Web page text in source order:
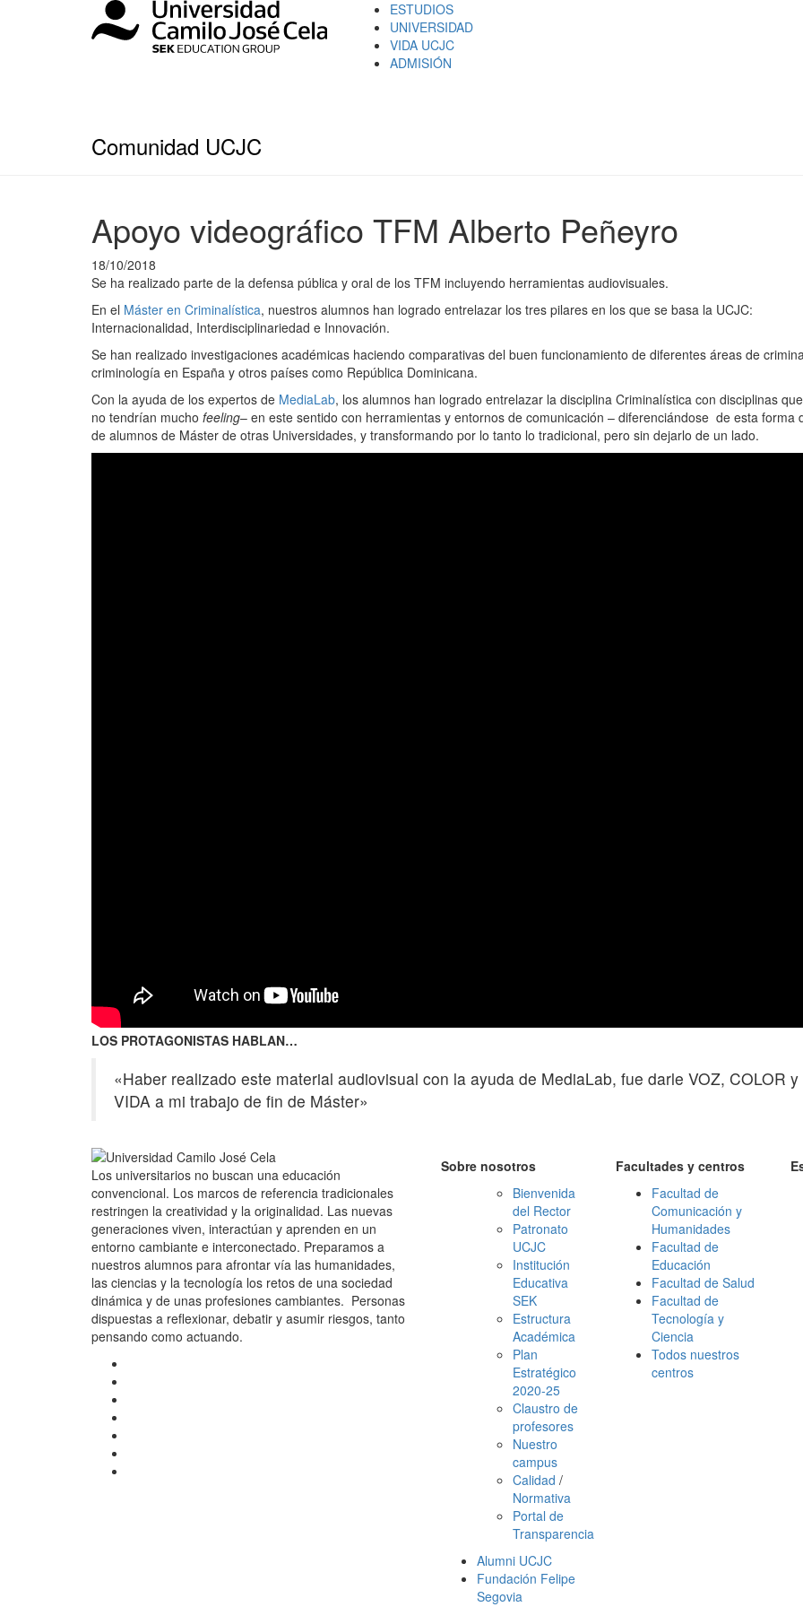
ESTUDIOS
UNIVERSIDAD
VIDA UCJC
ADMISIÓN
Comunidad UCJC
Apoyo videográfico TFM Alberto Peñeyro
18/10/2018
Se ha realizado parte de la defensa pública y oral de los TFM incluyendo herramientas audiovisuales.
En el Máster en Criminalística, nuestros alumnos han logrado entrelazar los tres pilares en los que se basa la UCJC:
Internacionalidad, Interdisciplinariedad e Innovación.
Se han realizado investigaciones académicas haciendo comparativas del buen funcionamiento de diferentes áreas de
criminología en España y otros países como República Dominicana.
Con la ayuda de los expertos de MediaLab, los alumnos han logrado entrelazar la disciplina Criminalística con disciplinas
no tendrían mucho feeling– en este sentido con herramientas y entornos de comunicación – diferenciándose de esta forma
de alumnos de Máster de otras Universidades, y transformando por lo tanto lo tradicional, pero sin dejarlo de un lado.
LOS PROTAGONISTAS HABLAN…
«Haber realizado este material audiovisual con la ayuda de MediaLab, fue darle VOZ, COLOR y
VIDA a mi trabajo de fin de Máster»
Los universitarios no buscan una educación
convencional. Los marcos de referencia tradicionales
restringen la creatividad y la originalidad. Las nuevas
generaciones viven, interactúan y aprenden en un
entorno cambiante e interconectado. Preparamos a
nuestros alumnos para afrontar vía las humanidades,
las ciencias y la tecnología los retos de una sociedad
dinámica y de unas profesiones cambiantes. Personas
dispuestas a reflexionar, debatir y asumir riesgos, tanto
pensando como actuando.
Sobre nosotros
Bienvenida
del Rector
Patronato
UCJC
Institución
Educativa
SEK
Estructura
Académica
Plan
Estratégico
2020-25
Claustro de
profesores
Nuestro
campus
Calidad /
Normativa
Portal de
Transparencia
Alumni UCJC
Fundación Felipe
Segovia
Facultades y centros
Facultad de
Comunicación y
Humanidades
Facultad de
Educación
Facultad de Salud
Facultad de
Tecnología y
Ciencia
Todos nuestros
centros